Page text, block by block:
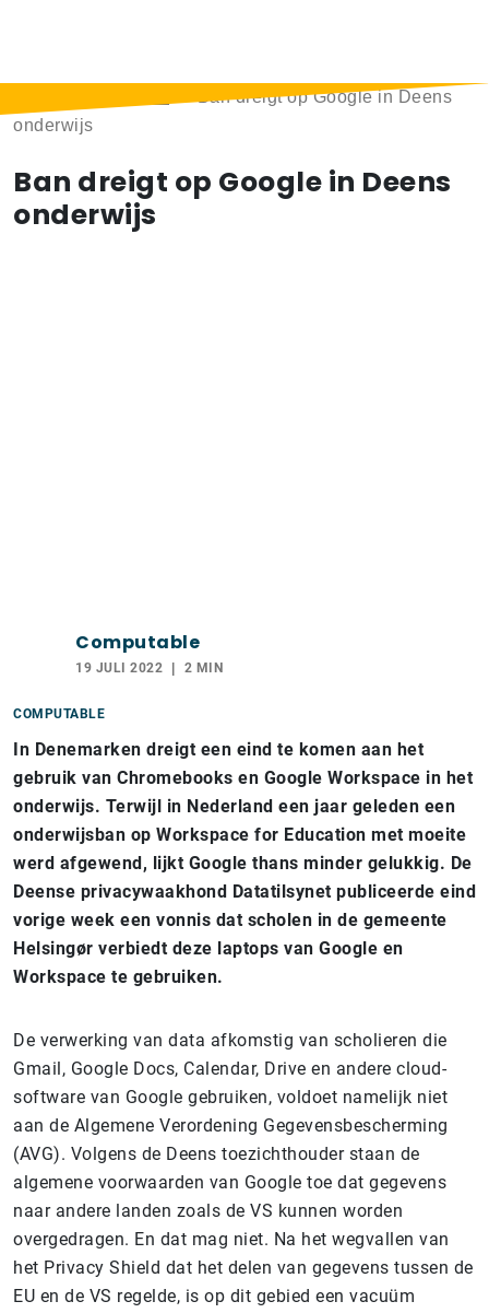
Ban dreigt op Google in Deens
onderwijs
Ban dreigt op Google in Deens
onderwijs
Computable
19 JULI 2022 2 MIN
COMPUTABLE
In Denemarken dreigt een eind te komen aan het
gebruik van Chromebooks en Google Workspace in het
onderwijs. Terwijl in Nederland een jaar geleden een
onderwijsban op Workspace for Education met moeite
werd afgewend, lijkt Google thans minder gelukkig. De
Deense privacywaakhond Datatilsynet publiceerde eind
vorige week een vonnis dat scholen in de gemeente
Helsingør verbiedt deze laptops van Google en
Workspace te gebruiken.
De verwerking van data afkomstig van scholieren die
Gmail, Google Docs, Calendar, Drive en andere cloud-
software van Google gebruiken, voldoet namelijk niet
aan de Algemene Verordening Gegevensbescherming
(AVG). Volgens de Deens toezichthouder staan de
algemene voorwaarden van Google toe dat gegevens
naar andere landen zoals de VS kunnen worden
overgedragen. En dat mag niet. Na het wegvallen van
het Privacy Shield dat het delen van gegevens tussen de
EU en de VS regelde, is op dit gebied een vacuüm